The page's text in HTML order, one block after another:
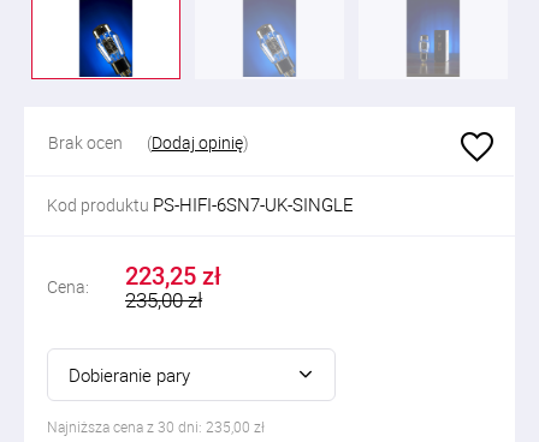
Brak ocen (Dodaj opinię)
Kod produktu PS-HIFI-6SN7-UK-SINGLE
Cena: 223,25 zł
235,00 zł
Dobieranie pary
Najniższa cena z 30 dni: 235,00 zł